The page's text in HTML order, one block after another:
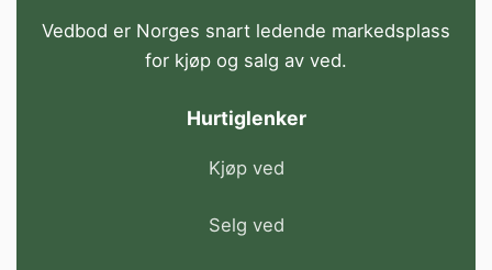
Vedbod er Norges snart ledende markedsplass
for kjøp og salg av ved.
Hurtiglenker
Kjøp ved
Selg ved